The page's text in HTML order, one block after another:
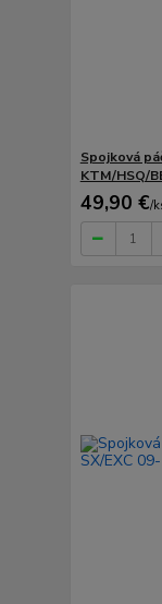
Spojková
KTM/HSQ/
49,90 €/